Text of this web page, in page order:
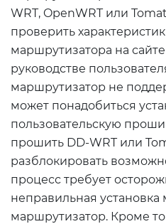
WRT, OpenWRT или
проверить
маршрутизатора на
руководстве
маршрутизатор не
может понадобиться
пользовательскую
прошить DD-WRT или
разблокировать
процесс требует
неправильная
маршрутизатор. Кроме